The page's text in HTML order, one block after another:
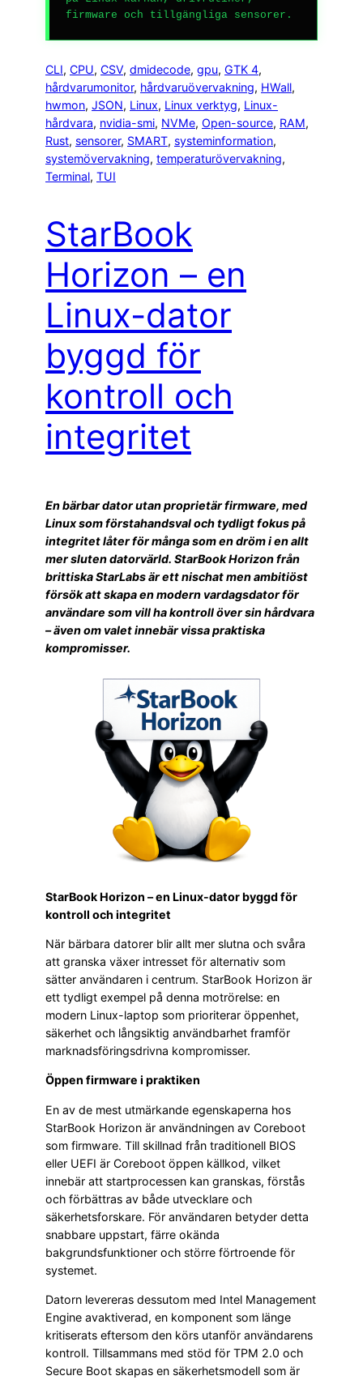
firmware och tillgängliga sensorer.
CLI, CPU, CSV, dmidecode, gpu, GTK 4
hårdvarumonitor, hårdvaruövervakning, HWall
hwmon, JSON, Linux, Linux verktyg, Linux-
hårdvara, nvidia-smi, NVMe, Open-source, RAM
Rust, sensorer, SMART, systeminformation
systemövervakning, temperaturövervakning
Terminal, TUI
StarBook
Horizon – en
Linux-dator
byggd för
kontroll och
integritet
En bärbar dator utan proprietär firmware, med
Linux som förstahandsval och tydligt fokus på
integritet låter för många som en dröm i en allt
mer sluten datorvärld. StarBook Horizon från
brittiska StarLabs är ett nischat men ambitiöst
försök att skapa en modern vardagsdator för
användare som vill ha kontroll över sin hårdvara
– även om valet innebär vissa praktiska
kompromisser.
StarBook Horizon – en Linux-dator byggd för
kontroll och integritet
När bärbara datorer blir allt mer slutna och svåra
att granska växer intresset för alternativ som
sätter användaren i centrum. StarBook Horizon är
ett tydligt exempel på denna motrörelse: en
modern Linux-laptop som prioriterar öppenhet,
säkerhet och långsiktig användbarhet framför
marknadsföringsdrivna kompromisser.
Öppen firmware i praktiken
En av de mest utmärkande egenskaperna hos
StarBook Horizon är användningen av Coreboot
som firmware. Till skillnad från traditionell BIOS
eller UEFI är Coreboot öppen källkod, vilket
innebär att startprocessen kan granskas, förstås
och förbättras av både utvecklare och
säkerhetsforskare. För användaren betyder detta
snabbare uppstart, färre okända
bakgrundsfunktioner och större förtroende för
systemet.
Datorn levereras dessutom med Intel Management
Engine avaktiverad, en komponent som länge
kritiserats eftersom den körs utanför användarens
kontroll. Tillsammans med stöd för TPM 2.0 och
Secure Boot skapas en säkerhetsmodell som är